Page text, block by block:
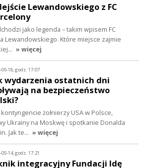
Lewandowskiego z FC
jako legenda – takim wpisem FC
Lewandowskiego. Które miejsce zajmie
» więcej
05-18, godz. 17:07
wydarzenia ostatnich dni
na bezpieczeństwo
żołnierzy USA w Polsce,
Ukrainy na Moskwę i spotkanie Donalda
Jak te… » więcej
05-14, godz. 17:21
integracyjny Fundacji Idę